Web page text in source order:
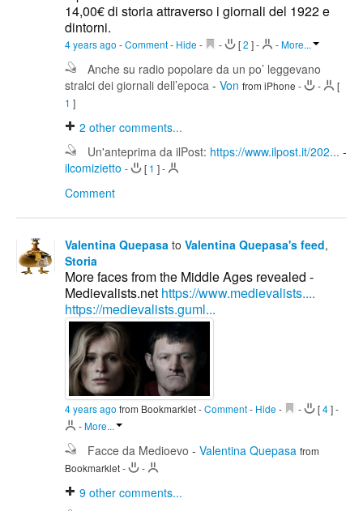
14,00€ di storia attraverso i giornali del 1922 e
dintorni.
4 years ago -Comment- Hide - - [2 ]- -More...
Anche su radio popolare da un po’ leggevano
stralci dei giornali dell’epoca - Von from iPhone - -
[
1 ]
2 other comments...
Un'anteprima da ilPost: https://www.ilpost.it/202... -
ilcomizietto - [ 1 ]-
Comment
Valentina Quepasa to Valentina Quepasa's feed,
Storia
More faces from the Middle Ages revealed -
Medievalists.net https://www.medievalists....
https://medievalists.guml...
4 years ago from Bookmarklet-Comment- Hide - - [4]-
-More...
Facce da Medioevo - Valentina Quepasa from
Bookmarklet- -
9 other comments...